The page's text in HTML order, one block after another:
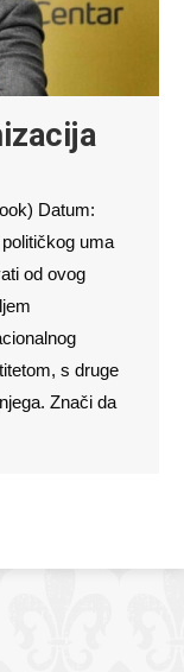
Datum:
uma
od ovog
s druge
Znači da